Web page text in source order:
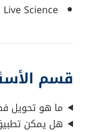
Live Science
قسم
ما هو تحويل
هل يمكن